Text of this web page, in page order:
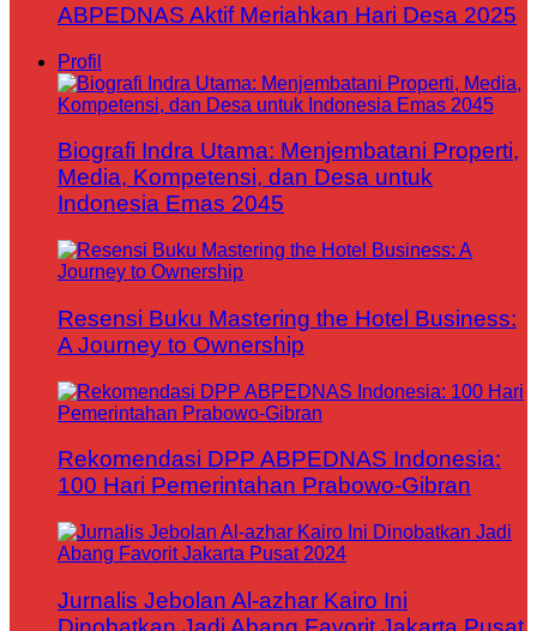
ABPEDNAS Aktif Meriahkan Hari Desa 2025
Profil
Biografi Indra Utama: Menjembatani Properti,
Media, Kompetensi, dan Desa untuk
Indonesia Emas 2045
Resensi Buku Mastering the Hotel Business:
A Journey to Ownership
Rekomendasi DPP ABPEDNAS Indonesia:
100 Hari Pemerintahan Prabowo-Gibran
Jurnalis Jebolan Al-azhar Kairo Ini